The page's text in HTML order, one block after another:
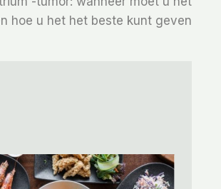
hoe u het het beste kunt geven